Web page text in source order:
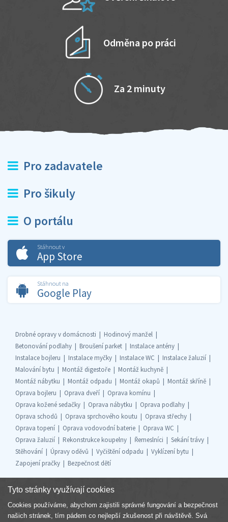
Odměna po práci
Za 2 minuty
Pro zadavatele
Pro šikuly
O portálu
Stáhnout v
App Store
Stáhnout na
Google Play
Drobné opravy v domácnosti
Hodinový manžel
Betonování podlahy
Broušení parket
Instalace antény
Instalace bojleru
Instalace myčky Instalace WC
Instalace žaluzií
Malování bytu
Montáž digestoře
Montáž kuchyně
Montáž nábytku
Montáž odpadu Montáž okapů
Montáž skříně
Oprava bojleru
Oprava dveří
Oprava komínu
Oprava kožené sedačky
Oprava nábytku
Oprava podlahy
Oprava schodů
Oprava sprchového koutu
Oprava střechy
Oprava topení
Oprava vodovodní baterie
Oprava WC
Oprava žaluzií
Rekonstrukce koupelny Řemeslníci
Sekání trávy
Stěhování
Úpravy oděvů Vyčištění odpadu
Vyklízení bytu
Zapojení pračky
Bezpečnost dětí
Součást skupiny
Tyto stránky využívají cookies
Cookies používáme, abychom zajistili správné fungování a bezpečnost
našich stránek, tím pádem co nejlepší zkušenost při návštěvě. Svá